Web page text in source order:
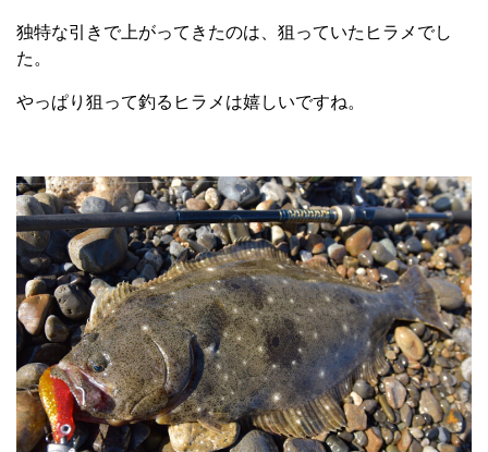
独特な引きで上がってきたのは、狙っていたヒラメでし
た。
やっぱり狙って釣るヒラメは嬉しいですね。